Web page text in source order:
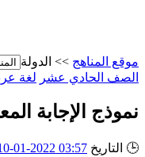
موقع المناهج >> الدولة
الصف الحادي عشر لغة
نموذج الإجابة
🕒 التاريخ 03:57 2022-01-10